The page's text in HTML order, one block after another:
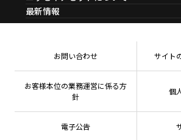
海外休日カレンダー
投資信託新商品のご案内
ちょこっと3分！ファンドシアター
有価証券届出書の効力の発生の有無に
こだわりのインデックスファンド 購
なしシリーズ
確定拠出年金について
ファンドレポート
資産形成サービス
Nダイレクト
資産形成サポート
NAMシティ
お問い合わせ
よくあるご質問
サステナビリティ経営
サステナブル投資
ニッセイアセットについてTOP
会社情報
方針・その他開示情報
公式キャラクターのご紹介
最新情報
マーケットニュース
メディアお問い合わせ サイト
お客様本位の業務運営に係る方
針
個
電子公告